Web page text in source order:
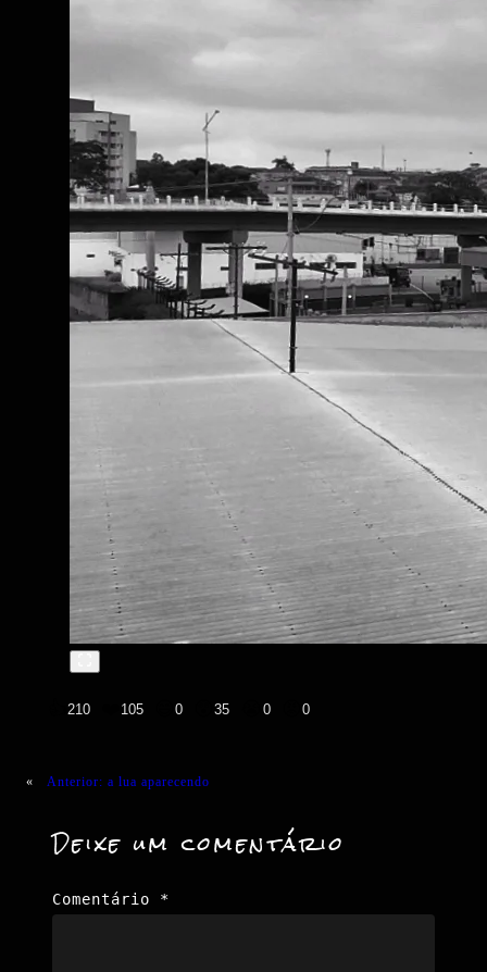
210 105 0 35 0 0
« Anterior: a lua aparecendo
Deixe um comentário
Comentário *